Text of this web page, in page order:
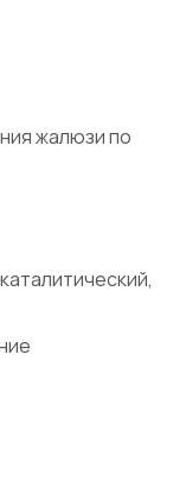
жалюзи по